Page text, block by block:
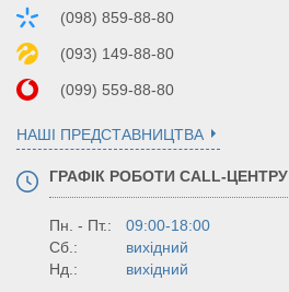
(098) 859-88-80
(093) 149-88-80
(099) 559-88-80
НАШІ ПРЕДСТАВНИЦТВА
ГРАФІК РОБОТИ CALL-ЦЕНТРУ
Пн. - Пт.:
09:00-18:00
Сб.:
вихідний
Нд.:
вихідний